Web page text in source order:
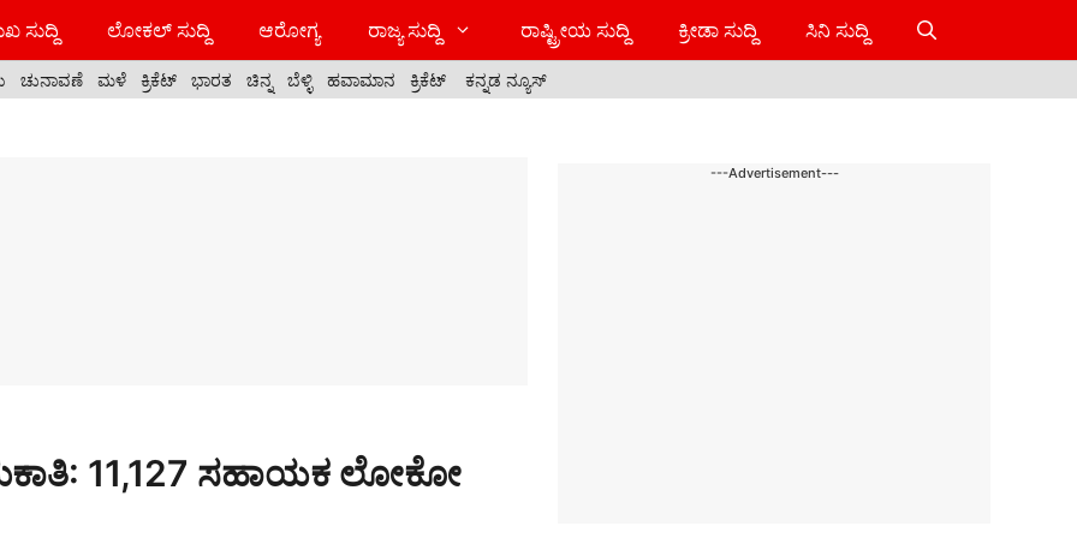
ಸುದ್ದಿ ಲೋಕಲ್ ಸುದ್ದಿ ಆರೋಗ್ಯ ರಾಜ್ಯ ಸುದ್ದಿ ರಾಷ್ಟ್ರೀಯ ಸುದ್ದಿ ಕ್ರೀಡಾ ಸುದ್ದಿ ಸಿನಿ ಸುದ್ದಿ
ಚುನಾವಣೆ ಮಳೆ ಕ್ರಿಕೆಟ್ ಭಾರತ ಚಿನ್ನ ಬೆಳ್ಳಿ ಹವಾಮಾನ ಕ್ರಿಕೆಟ್ ಕನ್ನಡ ನ್ಯೂಸ್
11,127 ಸಹಾಯಕ ಲೋಕೋ
---Advertisement---